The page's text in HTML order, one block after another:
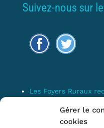
Gérer le
cookies
Suivez-nous sur
Les Foyers Ruraux
Espace Membre